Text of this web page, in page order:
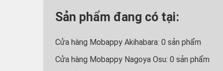
Sản phẩm đang có tại:
Cửa hàng Mobappy Akihabara: 0 sản phẩm
Cửa hàng Mobappy Nagoya Osu: 0 sản phẩm